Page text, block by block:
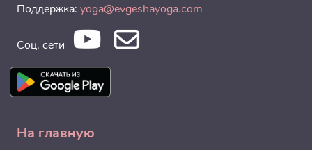
Поддержка: yoga@evgeshayoga.com
Соц. сети
На главную